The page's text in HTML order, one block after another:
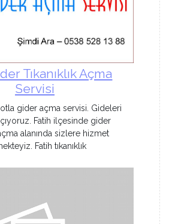
Tıkanıklık Açma
Servisi
gider açma servisi. Gideleri
Fatih ilçesinde gider
açma alanında sizlere hizmet
Fatih tıkanıklık